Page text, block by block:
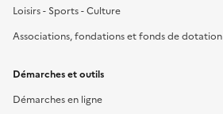
Loisirs - Sports - Culture
Associations, fondations et fonds de dotation
Démarches et outils
Démarches en ligne